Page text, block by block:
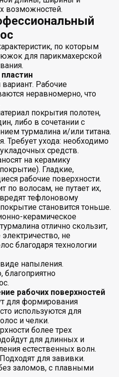
возможностей.
по которым
для парикмахерской
Рабочие
неравномерно, что
покрытия полотен,
либо в сочетании с
турмалина и/или титана.
Требует ухода: необходимо
средств.
на керамику
Гладкие,
рабочие поверхности.
по волосам, не путает их,
тефлоновому
становится тоньше.
керамическое
отлично скользит,
не
благодаря технологии
напыления.
благоприятно
рабочих поверхностей
для формирования
используются для
и челки.
более трех
для длинных и
естественных волн.
для завивки.
заломов, с плавными